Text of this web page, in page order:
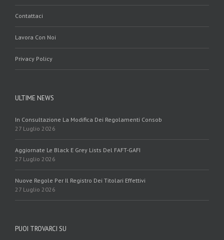
Contattaci
Lavora Con Noi
Privacy Policy
ULTIME NEWS
In Consultazione La Modifica Dei Regolamenti Consob
27 Luglio 2026
Aggiornate Le Black E Grey Lists Del FAFT-GAFI
27 Luglio 2026
Nuove Regole Per Il Registro Dei Titolari Effettivi
27 Luglio 2026
PUOI TROVARCI SU